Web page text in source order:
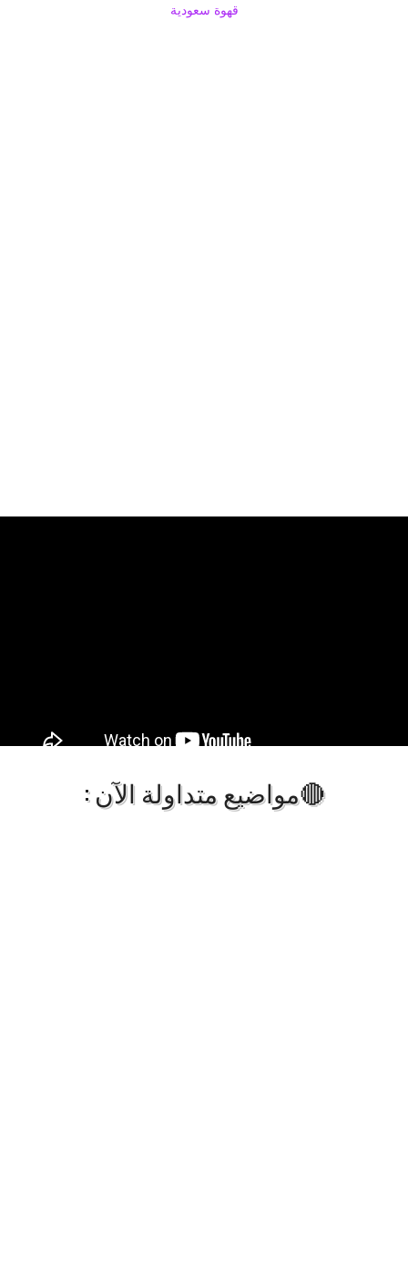
قهوة سعودية
🔴مواضيع متداولة الآن :